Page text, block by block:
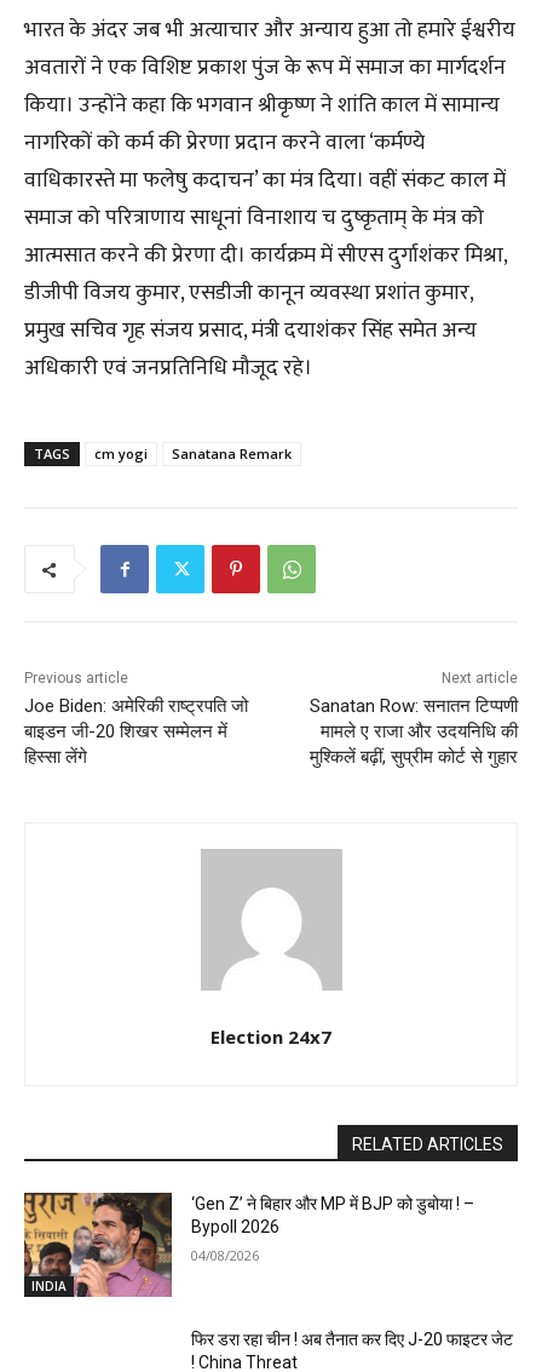
भारत के अंदर जब भी अत्याचार और अन्याय हुआ तो हमारे ईश्वरीय
अवतारों ने एक विशिष्ट प्रकाश पुंज के रूप में समाज का मार्गदर्शन
किया। उन्होंने कहा कि भगवान श्रीकृष्ण ने शांति काल में सामान्य
नागरिकों को कर्म की प्रेरणा प्रदान करने वाला ‘कर्मण्ये
वाधिकारस्ते मा फलेषु कदाचन’ का मंत्र दिया। वहीं संकट काल में
समाज को परित्राणाय साधूनां विनाशाय च दुष्कृताम् के मंत्र को
आत्मसात करने की प्रेरणा दी। कार्यक्रम में सीएस दुर्गाशंकर मिश्रा,
डीजीपी विजय कुमार, एसडीजी कानून व्यवस्था प्रशांत कुमार,
प्रमुख सचिव गृह संजय प्रसाद, मंत्री दयाशंकर सिंह समेत अन्य
अधिकारी एवं जनप्रतिनिधि मौजूद रहे।
TAGS cm yogi Sanatana Remark
Previous article
Joe Biden: अमेरिकी राष्ट्रपति जो
बाइडन जी-20 शिखर सम्मेलन में
हिस्सा लेंगे
Next article
Sanatan Row: सनातन टिप्पणी
मामले ए राजा और उदयनिधि की
मुश्किलें बढ़ीं, सुप्रीम कोर्ट से गुहार
Election 24x7
RELATED ARTICLES
INDIA
‘Gen Z’ ने बिहार और MP में BJP को डुबोया ! –
Bypoll 2026
04/08/2026
फिर डरा रहा चीन ! अब तैनात कर दिए J-20 फाइटर जेट
! China Threat